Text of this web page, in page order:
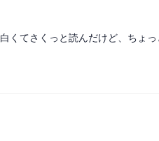
くてさくっと読んだけど、ちょっ